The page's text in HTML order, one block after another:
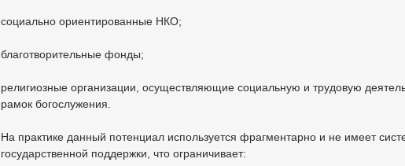
социально ориентированные НКО;
благотворительные фонды;
религиозные организации, осуществляющие социальную и трудовую
рамок богослужения.
На практике данный потенциал используется фрагментарно и не имеет
государственной поддержки, что ограничивает: